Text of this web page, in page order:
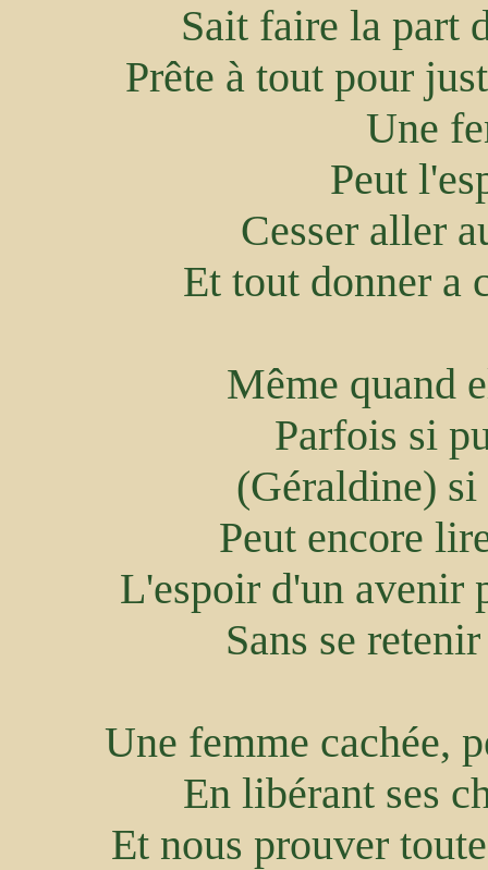
Sait faire la part
Prête à tout pour
Une
Peut
Cesser aller
Et tout donner a
Même quand
Parfois si
(Géraldine) si
Peut encore
L'espoir d'un avenir
Sans se
Une femme cachée,
En libérant ses
Et nous prouver